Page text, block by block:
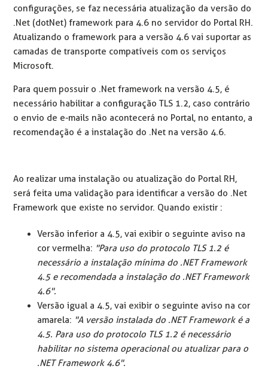
configurações, se faz necessária atualização da versão do
.Net (dotNet) framework para 4.6 no servidor do Portal RH.
Atualizando o framework para a versão 4.6 vai suportar as
camadas de transporte compatíveis com os serviços
Microsoft.
Para quem possuir o .Net framework na versão 4.5, é
necessário habilitar a configuração TLS 1.2, caso contrário
o envio de e-mails não acontecerá no Portal, no entanto, a
recomendação é a instalação do .Net na versão 4.6.
Ao realizar uma instalação ou atualização do Portal RH,
será feita uma validação para identificar a versão do .Net
Framework que existe no servidor. Quando existir :
Versão inferior a 4.5, vai exibir o seguinte aviso na
cor vermelha: "Para uso do protocolo TLS 1.2 é
necessário a instalação mínima do .NET Framework
4.5 e recomendada a instalação do .NET Framework
4.6".
Versão igual a 4.5, vai exibir o seguinte aviso na cor
amarela: "A versão instalada do .NET Framework é a
4.5. Para uso do protocolo TLS 1.2 é necessário
habilitar no sistema operacional ou atualizar para o
.NET Framework 4.6".